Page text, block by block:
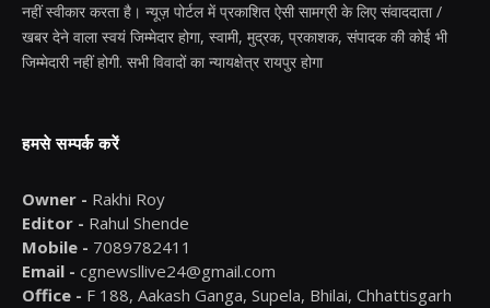
नहीं स्वीकार करता है। न्यूज़ पोर्टल में प्रकाशित ऐसी सामग्री के लिए संवाददाता /
खबर देने वाला स्वयं जिम्मेदार होगा, स्वामी, मुद्रक, प्रकाशक, संपादक की कोई भी
जिम्मेदारी नहीं होगी. सभी विवादों का न्यायक्षेत्र रायपुर होगा
हमसे सम्पर्क करें
Owner - Rakhi Roy
Editor - Rahul Shende
Mobile - 7089782411
Email - cgnewsllive24@gmail.com
Office - F 188, Aakash Ganga, Supela, Bhilai, Chhattisgarh